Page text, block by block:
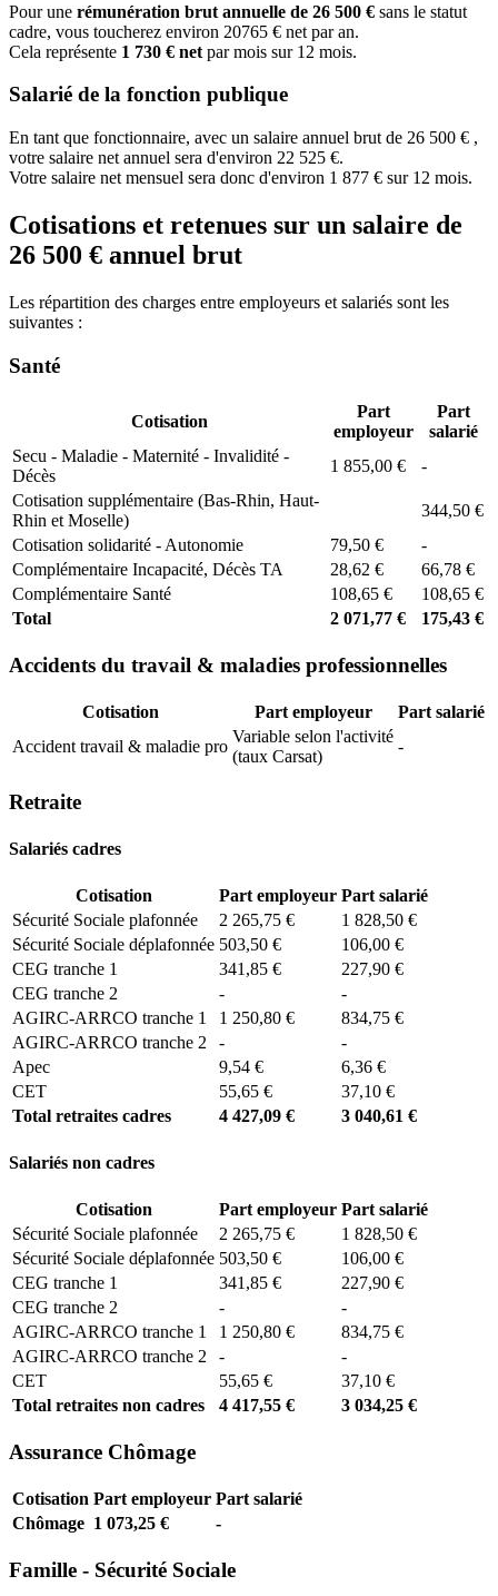
Pour une rémunération brut annuelle de 26 500 € sans le statut
cadre, vous toucherez environ 20765 € net par an.
Cela représente 1 730 € net par mois sur 12 mois.
Salarié de la fonction publique
En tant que fonctionnaire, avec un salaire annuel brut de 26 500 € ,
votre salaire net annuel sera d'environ 22 525 €.
Votre salaire net mensuel sera donc d'environ 1 877 € sur 12 mois.
Cotisations et retenues sur un salaire de
26 500 € annuel brut
Les répartition des charges entre employeurs et salariés sont les
suivantes :
Santé
Cotisation
Part
employeur
Part
salarié
Secu - Maladie - Maternité - Invalidité -
Décès
1 855,00 €
-
Cotisation supplémentaire (Bas-Rhin, Haut-
Rhin et Moselle)
344,50 €
Cotisation solidarité - Autonomie
79,50 €
-
Complémentaire Incapacité, Décès TA
28,62 €
66,78 €
Complémentaire Santé
108,65 €
108,65 €
Total
2 071,77 € 175,43 €
Accidents du travail & maladies professionnelles
Cotisation Part employeur
Part salarié
Accident travail & maladie pro
Variable selon l'activité
(taux Carsat)
-
Retraite
Salariés cadres
Cotisation Part employeur Part salarié
Sécurité Sociale plafonnée
2 265,75 €
1 828,50 €
Sécurité Sociale déplafonnée 503,50 €
106,00 €
CEG tranche 1
341,85 €
227,90 €
CEG tranche 2
-
-
AGIRC-ARRCO tranche 1
1 250,80 €
834,75 €
AGIRC-ARRCO tranche 2
-
-
Apec
9,54 €
6,36 €
CET
55,65 €
37,10 €
Total retraites cadres
4 427,09 € 3 040,61 €
Salariés non cadres
Cotisation Part employeur Part salarié
Sécurité Sociale plafonnée
2 265,75 €
1 828,50 €
Sécurité Sociale déplafonnée 503,50 €
106,00 €
CEG tranche 1
341,85 €
227,90 €
CEG tranche 2
-
-
AGIRC-ARRCO tranche 1
1 250,80 €
834,75 €
AGIRC-ARRCO tranche 2
-
-
CET
55,65 €
37,10 €
Total retraites non cadres
4 417,55 € 3 034,25 €
Assurance Chômage
Cotisation Part employeur Part salarié
Chômage 1 073,25 € -
Famille - Sécurité Sociale